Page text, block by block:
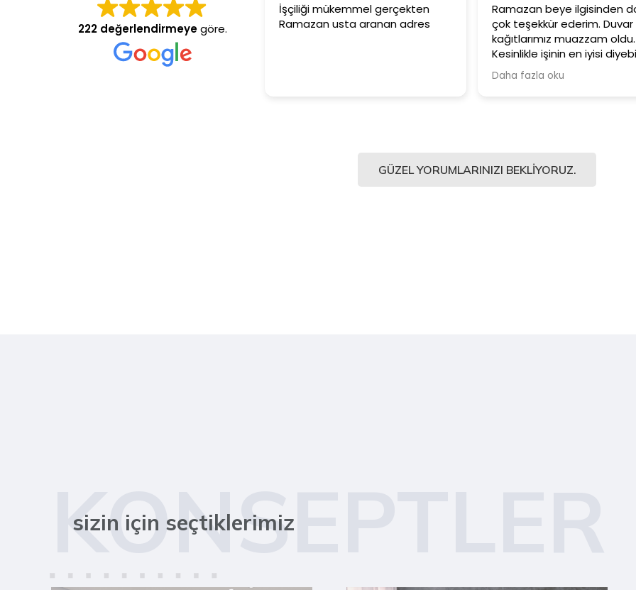
222 değerlendirmeyegöre.
İşçiliği mükemmel gerçekten
Ramazan usta aranan adres
Ramazan beye ilgisinden dolayı
çok teşekkür ederim. Duvar
kağıtlarımız muazzam oldu.
Kesinlikle işinin en iyisi diyebilirim.
Şiddetle tavsiye ediyorum.
Güler
GÜZEL YORUMLARINIZI BEKLIYORUZ.
KONSEPTLER
sizin için seçtiklerimiz